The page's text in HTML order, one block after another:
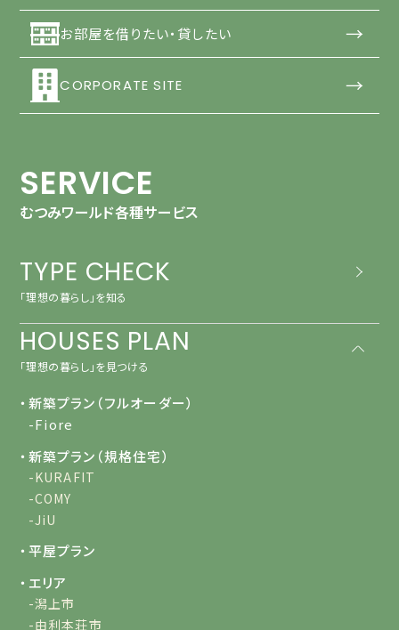
お部屋を借りたい・貸したい →
CORPORATE SITE →
SERVICE
むつみワールド各種サービス
TYPE CHECK
「理想の暮らし」を知る
HOUSES PLAN
「理想の暮らし」を見つける
・新築プラン（フルオーダー）
-Fiore
・新築プラン（規格住宅）
-KURAFIT
-COMY
-JiU
・平屋プラン
・エリア
-潟上市
-由利本荘市